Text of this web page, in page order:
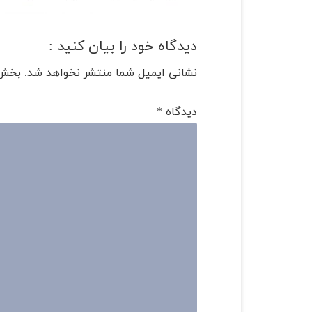
دیدگاه خود را بیان کنید :
نشانی ایمیل شما منتشر نخواهد شد.
دیدگاه *